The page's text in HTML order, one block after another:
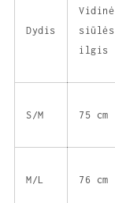
Dydis
siūlės
ilgis
S/M 75 cm
M/L 76 cm